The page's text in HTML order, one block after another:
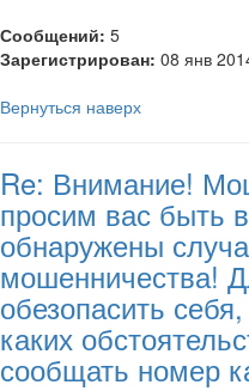
Сообщений: 5
Зарегистрирован: 08 янв
Вернуться наверх
Re: Внимание!
просим вас быть
обнаружены
мошенничества!
обезопасить
каких
сообщать номер